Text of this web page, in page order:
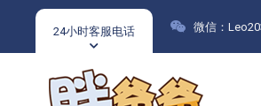
24小时客服电话 微信：